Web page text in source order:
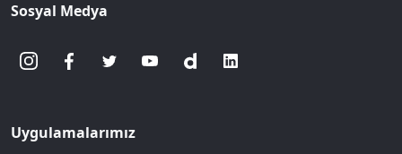
Sosyal Medya
Uygulamalarımız